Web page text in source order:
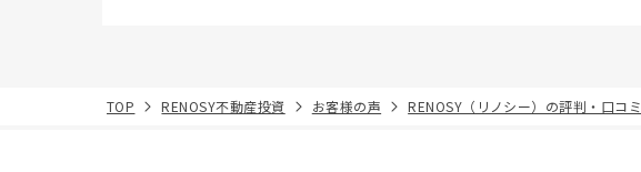
TOP RENOSY不動産投資 お客様の声 RENOSY（リノシー）の評判・口コミ